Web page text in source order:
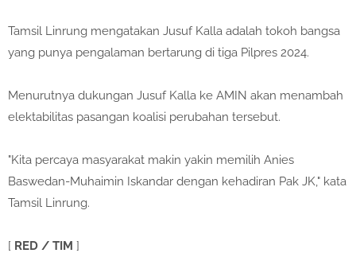
Tamsil Linrung mengatakan Jusuf Kalla adalah tokoh bangsa
yang punya pengalaman bertarung di tiga Pilpres 2024.
Menurutnya dukungan Jusuf Kalla ke AMIN akan menambah
elektabilitas pasangan koalisi perubahan tersebut.
"Kita percaya masyarakat makin yakin memilih Anies
Baswedan-Muhaimin Iskandar dengan kehadiran Pak JK," kata
Tamsil Linrung.
[ RED / TIM ]